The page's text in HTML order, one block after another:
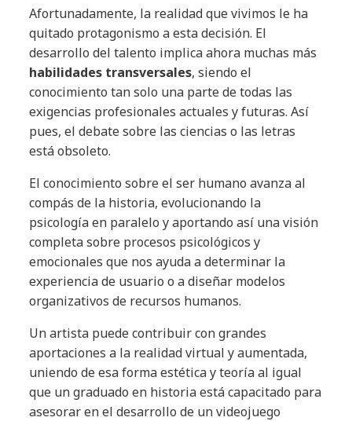
Afortunadamente, la realidad que vivimos le ha
quitado protagonismo a esta decisión. El
desarrollo del talento implica ahora muchas más
habilidades transversales, siendo el
conocimiento tan solo una parte de todas las
exigencias profesionales actuales y futuras. Así
pues, el debate sobre las ciencias o las letras
está obsoleto.
El conocimiento sobre el ser humano avanza al
compás de la historia, evolucionando la
psicología en paralelo y aportando así una visión
completa sobre procesos psicológicos y
emocionales que nos ayuda a determinar la
experiencia de usuario o a diseñar modelos
organizativos de recursos humanos.
Un artista puede contribuir con grandes
aportaciones a la realidad virtual y aumentada,
uniendo de esa forma estética y teoría al igual
que un graduado en historia está capacitado para
asesorar en el desarrollo de un videojuego